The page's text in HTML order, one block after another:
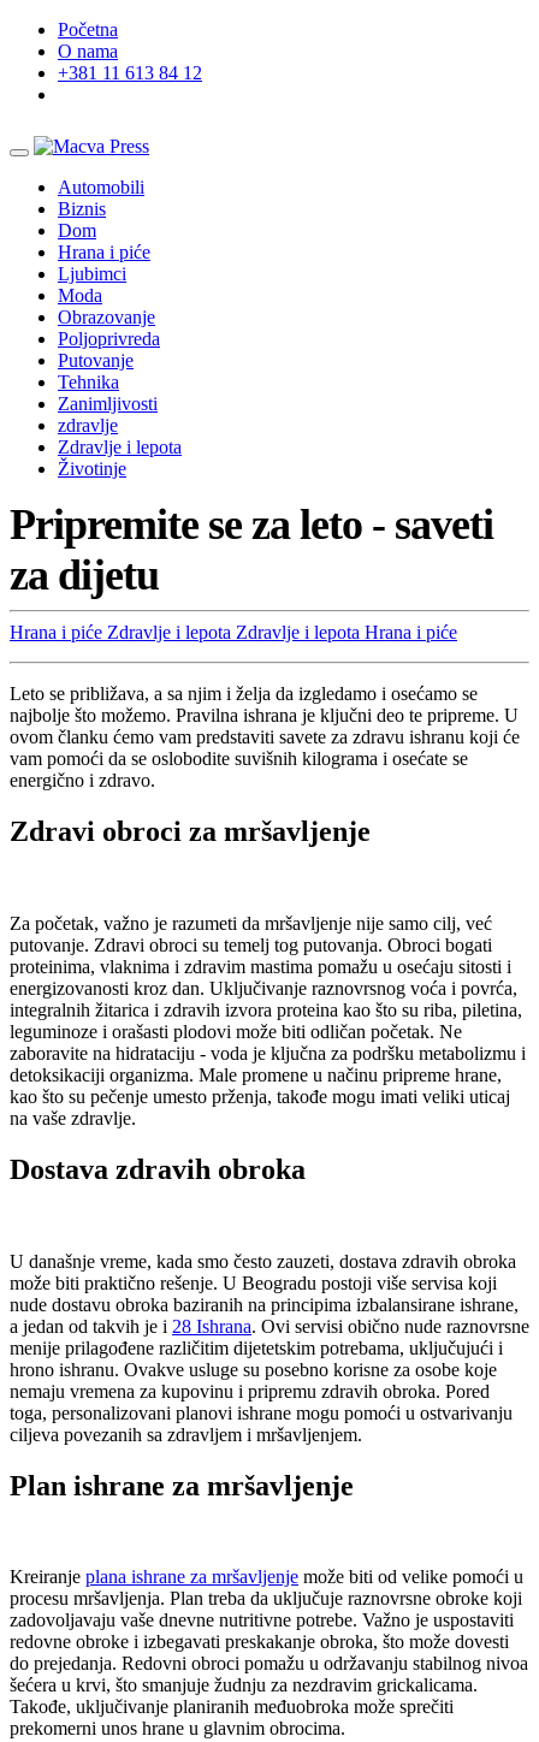
Početna
O nama
+381 11 613 84 12
Automobili
Biznis
Dom
Hrana i piće
Ljubimci
Moda
Obrazovanje
Poljoprivreda
Putovanje
Tehnika
Zanimljivosti
zdravlje
Zdravlje i lepota
Životinje
Pripremite se za leto - saveti
za dijetu
Hrana i piće Zdravlje i lepota Zdravlje i lepota Hrana i piće
Leto se približava, a sa njim i želja da izgledamo i osećamo se
najbolje što možemo. Pravilna ishrana je ključni deo te pripreme. U
ovom članku ćemo vam predstaviti savete za zdravu ishranu koji će
vam pomoći da se oslobodite suvišnih kilograma i osećate se
energično i zdravo.
Zdravi obroci za mršavljenje
Za početak, važno je razumeti da mršavljenje nije samo cilj, već
putovanje. Zdravi obroci su temelj tog putovanja. Obroci bogati
proteinima, vlaknima i zdravim mastima pomažu u osećaju sitosti i
energizovanosti kroz dan. Uključivanje raznovrsnog voća i povrća,
integralnih žitarica i zdravih izvora proteina kao što su riba, piletina,
leguminoze i orašasti plodovi može biti odličan početak. Ne
zaboravite na hidrataciju - voda je ključna za podršku metabolizmu i
detoksikaciji organizma. Male promene u načinu pripreme hrane,
kao što su pečenje umesto prženja, takođe mogu imati veliki uticaj
na vaše zdravlje.
Dostava zdravih obroka
U današnje vreme, kada smo često zauzeti, dostava zdravih obroka
može biti praktično rešenje. U Beogradu postoji više servisa koji
nude dostavu obroka baziranih na principima izbalansirane ishrane,
a jedan od takvih je i 28 Ishrana. Ovi servisi obično nude raznovrsne
menije prilagođene različitim dijetetskim potrebama, uključujući i
hrono ishranu. Ovakve usluge su posebno korisne za osobe koje
nemaju vremena za kupovinu i pripremu zdravih obroka. Pored
toga, personalizovani planovi ishrane mogu pomoći u ostvarivanju
ciljeva povezanih sa zdravljem i mršavljenjem.
Plan ishrane za mršavljenje
Kreiranje plana ishrane za mršavljenje može biti od velike pomoći u
procesu mršavljenja. Plan treba da uključuje raznovrsne obroke koji
zadovoljavaju vaše dnevne nutritivne potrebe. Važno je uspostaviti
redovne obroke i izbegavati preskakanje obroka, što može dovesti
do prejedanja. Redovni obroci pomažu u održavanju stabilnog nivoa
šećera u krvi, što smanjuje žudnju za nezdravim grickalicama.
Takođe, uključivanje planiranih međuobroka može sprečiti
prekomerni unos hrane u glavnim obrocima.